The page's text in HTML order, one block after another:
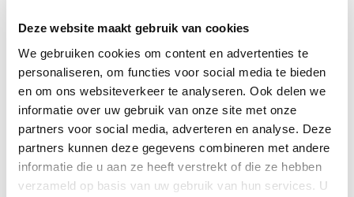
Deze website maakt gebruik van cookies
We gebruiken cookies om content en advertenties te
personaliseren, om functies voor social media te bieden
en om ons websiteverkeer te analyseren. Ook delen we
informatie over uw gebruik van onze site met onze
partners voor social media, adverteren en analyse. Deze
partners kunnen deze gegevens combineren met andere
informatie die u aan ze heeft verstrekt of die ze hebben
verzameld op basis van uw gebruik van hun services. U